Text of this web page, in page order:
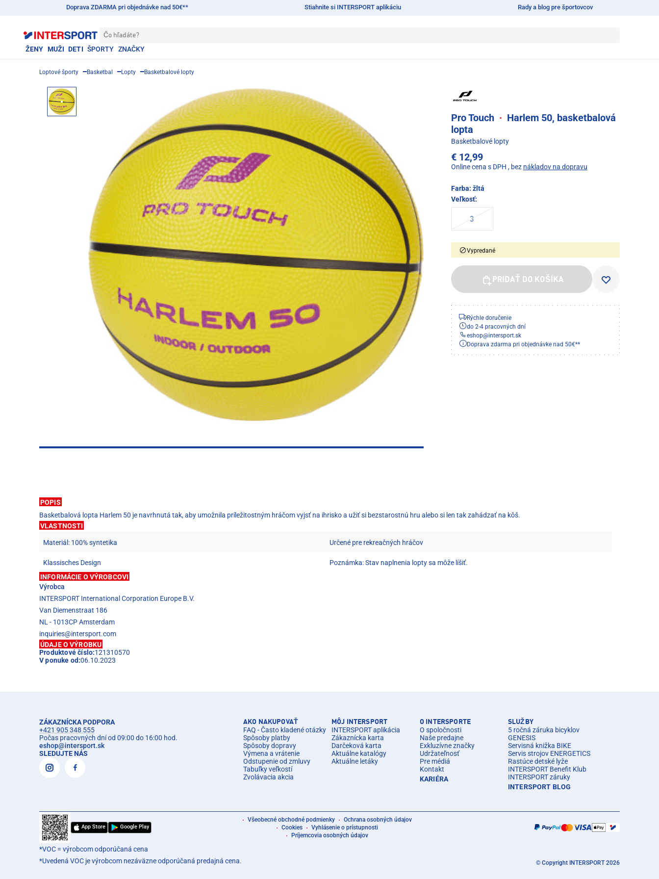
Doprava ZDARMA pri objednávke nad 50€** Stiahnite si INTERSPORT aplikáciu Rady a blog pre športovcov
Čo hľadáte?
ŽENY MUŽI DETI ŠPORTY ZNAČKY
Loptové športy Basketbal Lopty Basketbalové lopty
Pro Touch · Harlem 50, basketbalová
lopta
Basketbalové lopty
€ 12,99
Online cena s DPH , bez nákladov na dopravu
Farba: žltá
Veľkosť:
3
Vypredané
PRIDAŤ DO KOŠÍKA
Rýchle doručenie
do 2-4 pracovných dní
eshop@intersport.sk
Doprava zdarma pri objednávke nad 50€**
POPIS
Basketbalová lopta Harlem 50 je navrhnutá tak, aby umožnila príležitostným hráčom vyjsť na ihrisko a užiť si bezstarostnú hru alebo si len tak zahádzať na kôš.
VLASTNOSTI
Materiál: 100% syntetika Určené pre rekreačných hráčov
Klassisches Design
Poznámka: Stav naplnenia lopty sa môže líšiť.
INFORMÁCIE O VÝROBCOVI
Výrobca
INTERSPORT International Corporation Europe B.V.
Van Diemenstraat 186
NL - 1013CP Amsterdam
inquiries@intersport.com
ÚDAJE O VÝROBKU
Produktové číslo:121310570
V ponuke od:06.10.2023
ZÁKAZNÍCKA PODPORA
+421 905 348 555
Počas pracovných dní od 09:00 do 16:00 hod.
eshop@intersport.sk
SLEDUJTE NÁS
AKO NAKUPOVAŤ
FAQ - Často kladené otázky
Spôsoby platby
Spôsoby dopravy
Výmena a vrátenie
Odstupenie od zmluvy
Tabuľky veľkostí
Zvolávacia akcia
MÔJ INTERSPORT
INTERSPORT aplikácia
Zákaznícka karta
Darčeková karta
Aktuálne katalógy
Aktuálne letáky
O INTERSPORTE
O spoločnosti
Naše predajne
Exkluzívne značky
Udržateľnosť
Pre médiá
Kontakt
KARIÉRA
SLUŽBY
5 ročná záruka bicyklov
GENESIS
Servisná knižka BIKE
Servis strojov ENERGETICS
Rastúce detské lyže
INTERSPORT Benefit Klub
INTERSPORT záruky
INTERSPORT BLOG
App Store Google Play
Všeobecné obchodné podmienky
Ochrana osobných údajov
Cookies
Vyhlásenie o prístupnosti
Príjemcovia osobných údajov
*VOC = výrobcom odporúčaná cena
*Uvedená VOC je výrobcom nezáväzne odporúčaná predajná cena.
© Copyright INTERSPORT 2026